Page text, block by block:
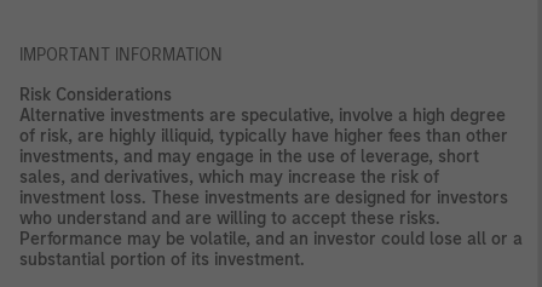
IMPORTANT INFORMATION
Risk Considerations
Alternative investments are speculative, involve a high degree
of risk, are highly illiquid, typically have higher fees than other
investments, and may engage in the use of leverage, short
sales, and derivatives, which may increase the risk of
investment loss. These investments are designed for investors
who understand and are willing to accept these risks.
Performance may be volatile, and an investor could lose all or a
substantial portion of its investment.